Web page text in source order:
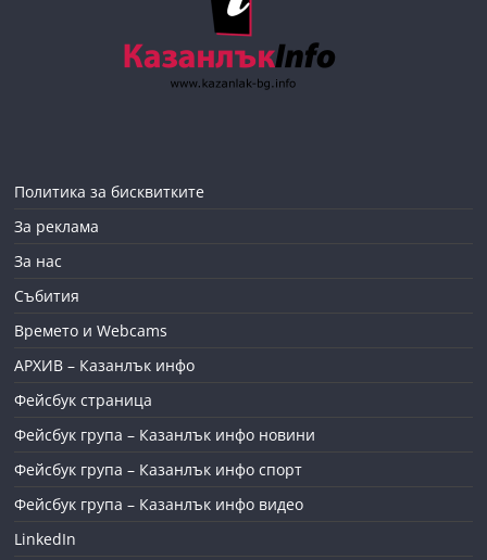
Политика за бисквитките
За реклама
За нас
Събития
Времето и Webcams
АРХИВ – Казанлък инфо
Фейсбук страница
Фейсбук група – Казанлък инфо новини
Фейсбук група – Казанлък инфо спорт
Фейсбук група – Казанлък инфо видео
LinkedIn